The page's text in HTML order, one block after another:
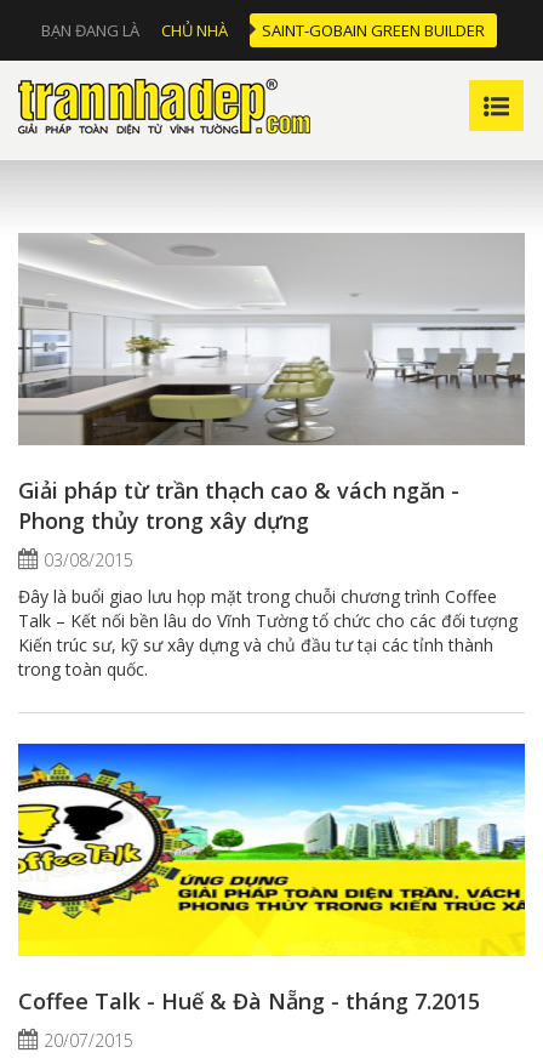
BẠN ĐANG LÀ CHỦ NHÀ SAINT-GOBAIN GREEN BUILDER
Giải pháp từ trần thạch cao & vách ngăn -
Phong thủy trong xây dựng
03/08/2015
Đây là buổi giao lưu họp mặt trong chuỗi chương trình Coffee
Talk – Kết nối bền lâu do Vĩnh Tường tổ chức cho các đối tượng
Kiến trúc sư, kỹ sư xây dựng và chủ đầu tư tại các tỉnh thành
trong toàn quốc.
Coffee Talk - Huế & Đà Nẵng - tháng 7.2015
20/07/2015